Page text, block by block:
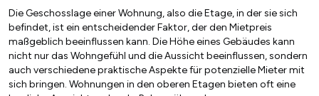
Die Geschosslage einer Wohnung, also die Etage, in der sie sich
befindet, ist ein entscheidender Faktor, der den Mietpreis
maßgeblich beeinflussen kann. Die Höhe eines Gebäudes kann
nicht nur das Wohngefühl und die Aussicht beeinflussen, sondern
auch verschiedene praktische Aspekte für potenzielle Mieter mit
sich bringen. Wohnungen in den oberen Etagen bieten oft eine